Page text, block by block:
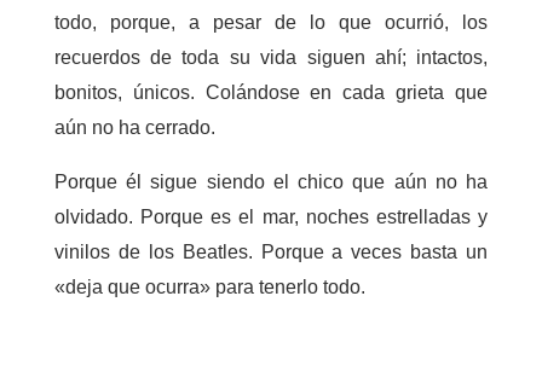
todo, porque, a pesar de lo que ocurrió, los
recuerdos de toda su vida siguen ahí; intactos,
bonitos, únicos. Colándose en cada grieta que
aún no ha cerrado.
Porque él sigue siendo el chico que aún no ha
olvidado. Porque es el mar, noches estrelladas y
vinilos de los Beatles. Porque a veces basta un
«deja que ocurra» para tenerlo todo.